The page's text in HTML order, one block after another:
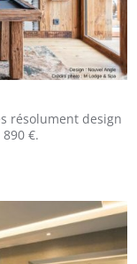
résolument design
€.